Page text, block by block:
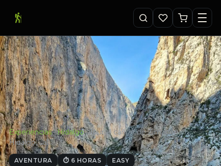
Experiencias · Hidalgo · Tour al cañón de Zimapán en
Hidalgo, sal…
AVENTURA ⏱ 6 HORAS EASY